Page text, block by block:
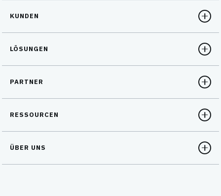
KUNDEN
LÖSUNGEN
PARTNER
RESSOURCEN
ÜBER UNS